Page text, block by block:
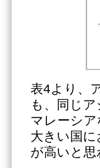
表4より、
も、同じ
マレーシ
大きい国
が高いと思